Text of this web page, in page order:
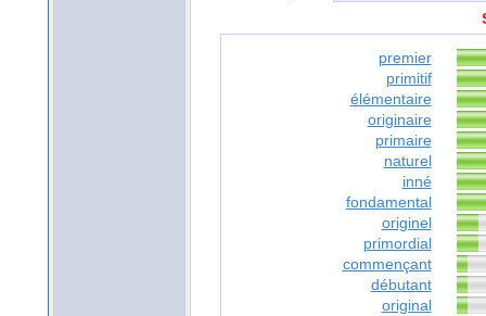
premier
primitif
élémentaire
originaire
primaire
naturel
inné
fondamental
originel
primordial
commençant
débutant
original